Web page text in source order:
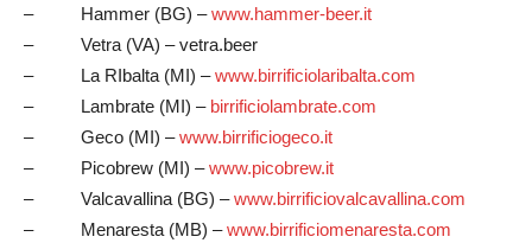
– Hammer (BG) –www.hammer-beer.it
– Vetra (VA) – vetra.beer
– La RIbalta (MI) –www.birrificiolaribalta.com
– Lambrate (MI) – birrificiolambrate.com
– Geco (MI) –www.birrificiogeco.it
– Picobrew (MI) –www.picobrew.it
– Valcavallina (BG) –www.birrificiovalcavallina.com
– Menaresta (MB) –www.birrificiomenaresta.com